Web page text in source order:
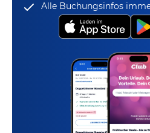
Alle Buchungsinfos